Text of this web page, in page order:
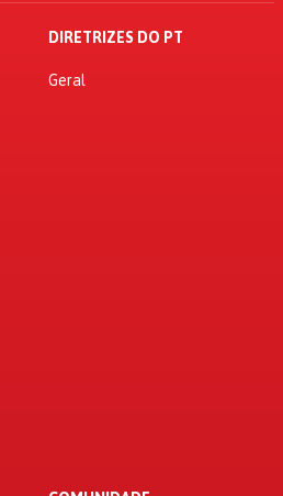
DIRETRIZES DO PT
Geral